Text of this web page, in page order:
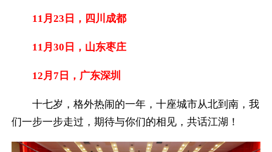
11月23日，四川成都
11月30日，山东枣庄
12月7日，广东深圳
十七岁，格外热闹的一年，十座城市从北到南，我
们一步一步走过，期待与你们的相见，共话江湖！